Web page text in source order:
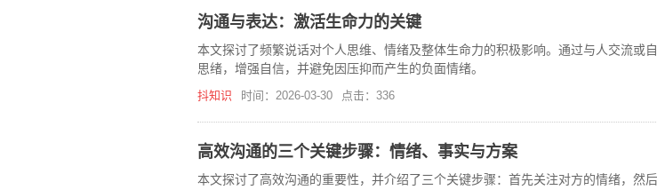
沟通与表达：激活生命力的关键
本文探讨了频繁说话对个人思维、情绪及整体生命力的积极影响。通过与人交流或
思绪，增强自信，并避免因压抑而产生的负面情绪。
抖知识 时间：2026-03-30 点击：336
高效沟通的三个关键步骤：情绪、事实与方案
本文探讨了高效沟通的重要性，并介绍了三个关键步骤：首先关注对方的情绪，然